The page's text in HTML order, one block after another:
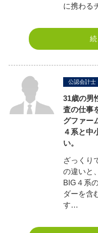
に携わる
公認会計士
31歳の男
査の仕事
グファー
４系と中
い。
ざっくり
の違いと
BIG４系
ダーを含
す…